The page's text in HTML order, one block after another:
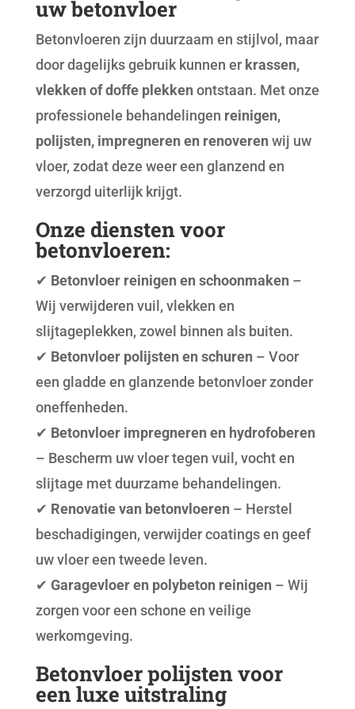
uw betonvloer
Betonvloeren zijn duurzaam en stijlvol, maar
door dagelijks gebruik kunnen er krassen,
vlekken of doffe plekkenontstaan. Met onze
professionele behandelingen reinigen,
polijsten, impregneren en renoverenwij uw
vloer, zodat deze weer een glanzend en
verzorgd uiterlijk krijgt.
Onze diensten voor
betonvloeren:
✔ Betonvloer reinigen en schoonmaken–
Wij verwijderen vuil, vlekken en
slijtageplekken, zowel binnen als buiten.
✔ Betonvloer polijsten en schuren– Voor
een gladde en glanzende betonvloer zonder
oneffenheden.
✔ Betonvloer impregneren en hydrofoberen
– Bescherm uw vloer tegen vuil, vocht en
slijtage met duurzame behandelingen.
✔ Renovatie van betonvloeren– Herstel
beschadigingen, verwijder coatings en geef
uw vloer een tweede leven.
✔ Garagevloer en polybeton reinigen– Wij
zorgen voor een schone en veilige
werkomgeving.
Betonvloer polijsten voor
een luxe uitstraling